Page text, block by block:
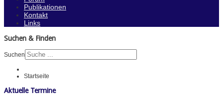
Publikationen
Kontakt
Links
Suchen & Finden
Suchen
Startseite
Aktuelle Termine